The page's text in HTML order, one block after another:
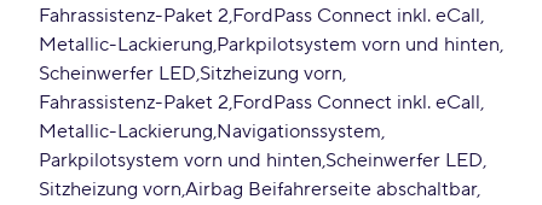
Fahrassistenz-Paket 2 FordPass Connect inkl. eCall
Metallic-Lackierung Parkpilotsystem vorn und hinten
Scheinwerfer LED Sitzheizung vorn
Fahrassistenz-Paket 2 FordPass Connect inkl. eCall
Metallic-Lackierung Navigationssystem
Parkpilotsystem vorn und hinten Scheinwerfer LED
Sitzheizung vorn Airbag Beifahrerseite abschaltbar